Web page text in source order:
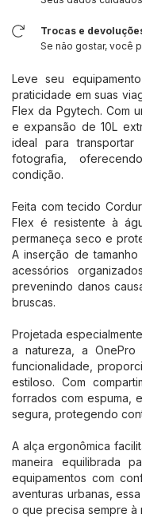
Trocas e
Se não gostar, você
Leve seu
praticidade em suas
Flex da Pgytech. Com
e expansão de 10L
ideal para
fotografia,
condição.
Feita com tecido
Flex é resistente à
permaneça seco e
A inserção de
acessórios
prevenindo danos
bruscas.
Projetada
a natureza, a OnePro
funcionalidade,
estiloso. Com
forrados com espuma,
segura, protegendo
A alça ergonômica
maneira equilibrada
equipamentos com
aventuras urbanas,
o que precisa sempre à